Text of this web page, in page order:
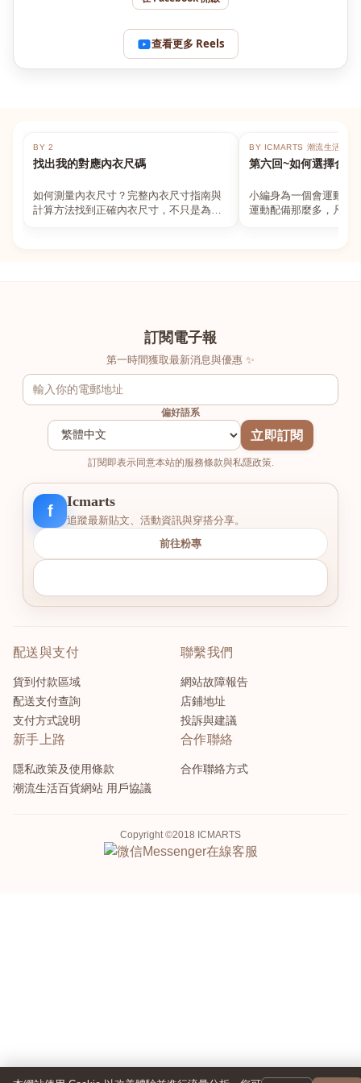
查看更多 Reels
BY 2
找出我的對應內衣尺碼
如何測量內衣尺寸？完整內衣尺寸指南與
計算方法找到正確內衣尺寸，不只是為了
BY ICMARTS 潮流生活百貨
第六回~如何選擇合適
小編身為一個會運動的
運動配備那麼多，凡舉
訂閱電子報
第一時間獲取最新消息與優惠 ✨
偏好語系
立即訂閱
訂閱即表示同意本站的服務條款與私隱政策.
f
Icmarts
追蹤最新貼文、活動資訊與穿搭分享。
前往粉專
配送與支付
貨到付款區域
配送支付查詢
支付方式說明
聯繫我們
網站故障報告
店鋪地址
投訴與建議
新手上路
隱私政策及使用條款
潮流生活百貨網站 用戶協議
合作聯絡
合作聯絡方式
Copyright ©2018 ICMARTS
Messenger在線客服